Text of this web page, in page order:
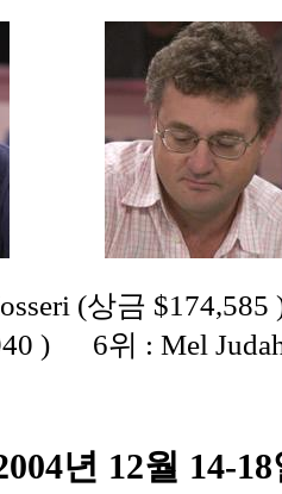
(상금
) 6위 : Mel
년 12월 14-